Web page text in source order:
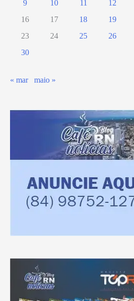
9
10 11 12
16
17 18 19
23
24 25 26
30
« mar maio »